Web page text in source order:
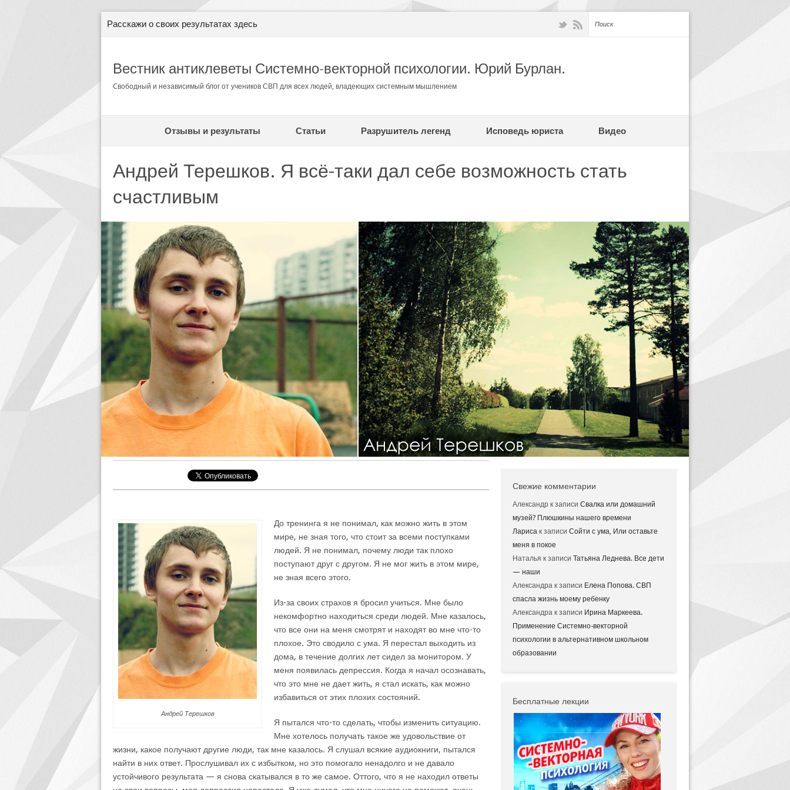
Расскажи о своих результатах здесь
Вестник антиклеветы Системно-векторной психологии. Юрий Бурлан.
Cвободный и независимый блог от учеников СВП для всех людей, владеющих системным мышлением
Отзывы и результаты Статьи Разрушитель легенд Исповедь юриста Видео
Андрей Терешков. Я всё-таки дал себе возможность стать
счастливым
Андрей Терешков
До тренинга я не понимал, как можно жить в этом
мире, не зная того, что стоит за всеми поступками
людей. Я не понимал, почему люди так плохо
поступают друг с другом. Я не мог жить в этом мире,
не зная всего этого.
Из-за своих страхов я бросил учиться. Мне было
некомфортно находиться среди людей. Мне казалось,
что все они на меня смотрят и находят во мне что-то
плохое. Это сводило с ума. Я перестал выходить из
дома, в течение долгих лет сидел за монитором. У
меня появилась депрессия. Когда я начал осознавать,
что это мне не дает жить, я стал искать, как можно
избавиться от этих плохих состояний.
Я пытался что-то сделать, чтобы изменить ситуацию.
Мне хотелось получать такое же удовольствие от
жизни, какое получают другие люди, так мне казалось. Я слушал всякие аудиокниги, пытался
найти в них ответ. Прослушивал их с избытком, но это помогало ненадолго и не давало
устойчивого результата — я снова скатывался в то же самое. Оттого, что я не находил ответы
Свежие комментарии
Александр к записи Свалка или домашний
музей? Плюшкины нашего времени
Лариса к записи Сойти с ума, Или оставьте
меня в покое
Наталья к записи Татьяна Леднева. Все дети
— наши
Александра к записи Елена Попова. СВП
спасла жизнь моему ребенку
Александра к записи Ирина Маркеева.
Применение Системно-векторной
психологии в альтернативном школьном
образовании
Бесплатные лекции